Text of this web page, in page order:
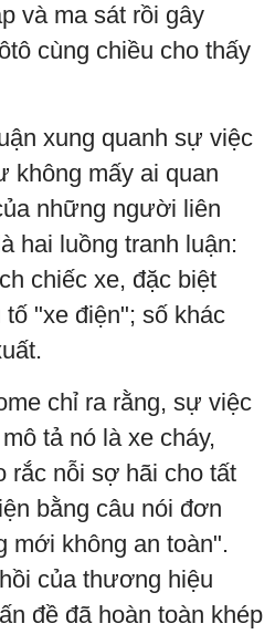
và ma sát rồi gây
cùng chiều cho thấy
xung quanh sự việc
không mấy ai quan
những người liên
hai luồng tranh luận:
chiếc xe, đặc biệt
"xe điện"; số khác
chỉ ra rằng, sự việc
tả nó là xe cháy,
rắc nỗi sợ hãi cho tất
bằng câu nói đơn
mới không an toàn".
của thương hiệu
đề đã hoàn toàn khép